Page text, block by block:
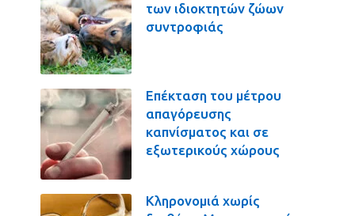
των ιδιοκτητών ζώων
συντροφιάς
Επέκταση του μέτρου
απαγόρευσης
καπνίσματος και σε
εξωτερικούς χώρους
Κληρονομιά χωρίς